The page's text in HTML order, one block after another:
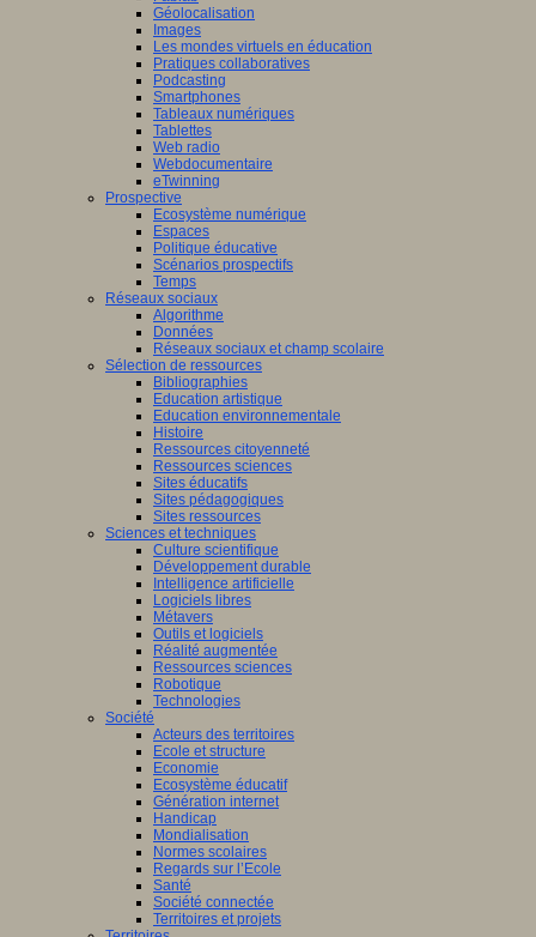
Géolocalisation
Images
Les mondes virtuels en éducation
Pratiques collaboratives
Podcasting
Smartphones
Tableaux numériques
Tablettes
Web radio
Webdocumentaire
eTwinning
Prospective
Ecosystème numérique
Espaces
Politique éducative
Scénarios prospectifs
Temps
Réseaux sociaux
Algorithme
Données
Réseaux sociaux et champ scolaire
Sélection de ressources
Bibliographies
Education artistique
Education environnementale
Histoire
Ressources citoyenneté
Ressources sciences
Sites éducatifs
Sites pédagogiques
Sites ressources
Sciences et techniques
Culture scientifique
Développement durable
Intelligence artificielle
Logiciels libres
Métavers
Outils et logiciels
Réalité augmentée
Ressources sciences
Robotique
Technologies
Société
Acteurs des territoires
Ecole et structure
Economie
Ecosystème éducatif
Génération internet
Handicap
Mondialisation
Normes scolaires
Regards sur l’Ecole
Santé
Société connectée
Territoires et projets